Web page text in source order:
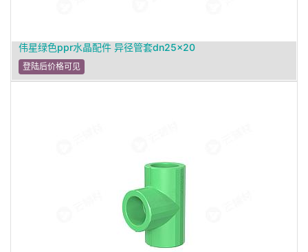
伟星绿色ppr水晶配件 异径管套dn25×20
登陆后价格可见